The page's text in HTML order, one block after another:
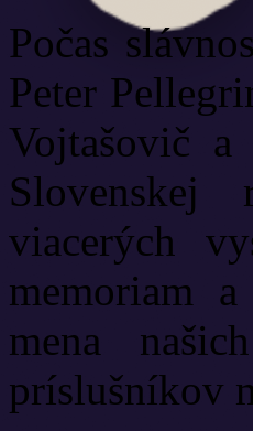
Počas
Peter
Vojtašovič a
viacerých
memoriam
mena
príslušníkov